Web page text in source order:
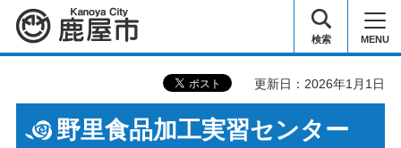
鹿屋市 検索 MENU
更新日：2026年1月1日
野里食品加工実習センター